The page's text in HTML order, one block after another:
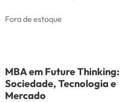
Fora de estoque
MBA em Future Thinking:
Sociedade, Tecnologia e
Mercado